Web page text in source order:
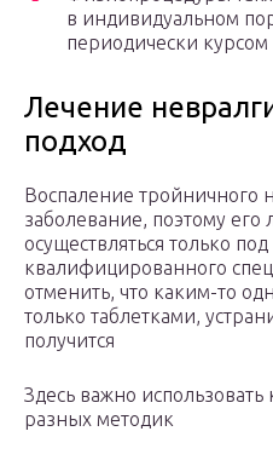
в индивидуальном
периодически курсом
Лечение
подход
Воспаление тройничного
заболевание, поэтому его
осуществляться только
квалифицированного
отменить, что каким-то
только таблетками,
получится
Здесь важно
разных методик